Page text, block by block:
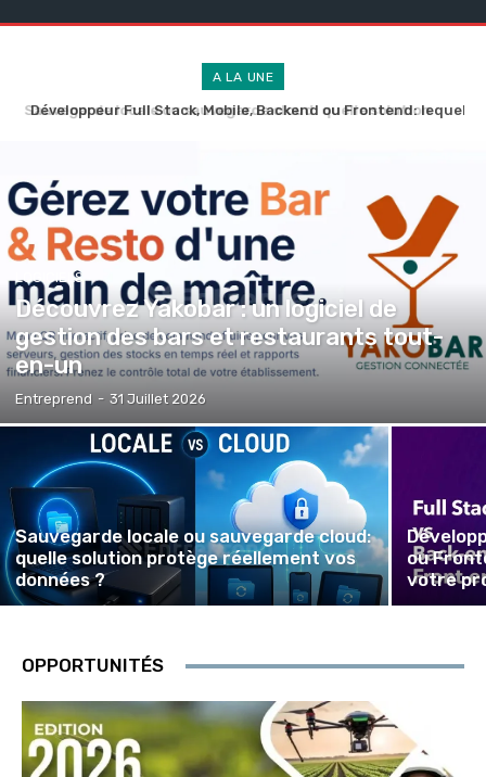
A LA UNE
Développeur Full Stack, Mobile, Backend ou Frontend: lequel
LOGICIELS
Découvrez Yakobar : un logiciel de
gestion des bars et restaurants tout-
en-un
Entreprend - 31 Juillet 2026
Sauvegarde locale ou sauvegarde cloud:
quelle solution protège réellement vos
données ?
ou
votre
OPPORTUNITÉS